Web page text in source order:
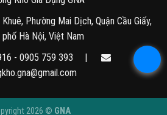
Phường Mai Dịch, Quận Cầu Giấy,
phố Hà Nội, Việt Nam
- 0905 759 393
|
2026 © GNA